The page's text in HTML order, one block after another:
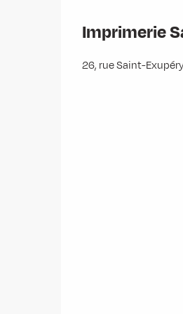
Imprimerie
26, rue Saint-